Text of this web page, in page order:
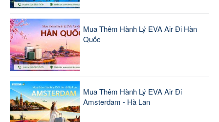
Mua Thêm Hành Lý EVA Air Đi Hàn
Quốc
Mua Thêm Hành Lý EVA Air Đi
Amsterdam - Hà Lan